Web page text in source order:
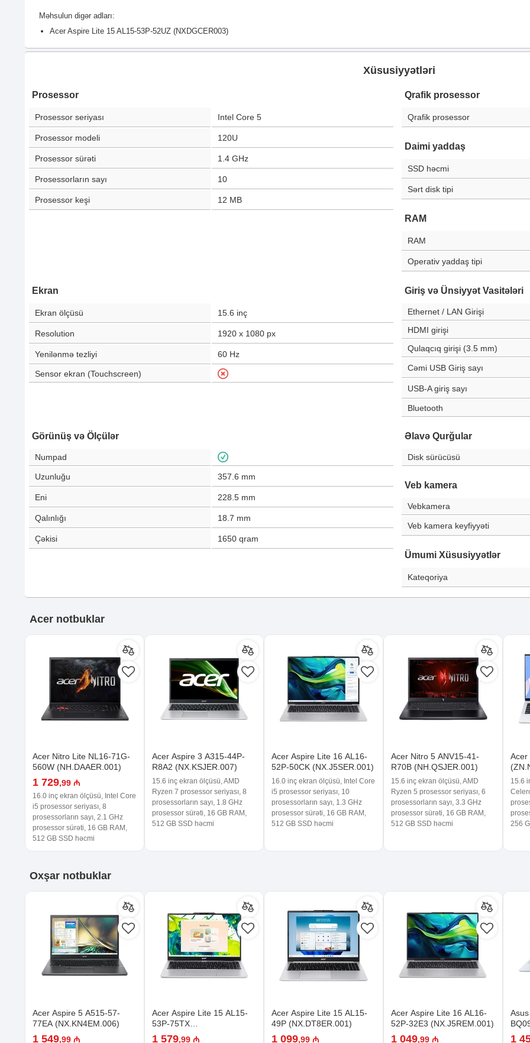
Məhsulun digər adları:
Acer Aspire Lite 15 AL15-53P-52UZ (NXDGCER003)
Xüsusiyyətləri
Prosessor
Prosessor seriyası Intel Core 5
Prosessor modeli 120U
Prosessor sürəti 1.4 GHz
Prosessorların sayı 10
Prosessor keşi 12 MB
Qrafik prosessor
Qrafik prosessor
Daimi yaddaş
SSD həcmi
Sərt disk tipi
RAM
RAM
Operativ yaddaş tipi
Ekran
Ekran ölçüsü 15.6 inç
Resolution 1920 x 1080 px
Yenilənmə tezliyi 60 Hz
Sensor ekran (Touchscreen)
Giriş və Ünsiyyət Vasitələri
Ethernet / LAN Girişi
HDMI girişi
Qulaqcıq girişi (3.5 mm)
Cəmi USB Giriş sayı
USB-A giriş sayı
Bluetooth
Görünüş və Ölçülər
Numpad
Uzunluğu 357.6 mm
Eni 228.5 mm
Qalınlığı 18.7 mm
Çəkisi 1650 qram
Əlavə Qurğular
Disk sürücüsü
Veb kamera
Vebkamera
Veb kamera keyfiyyəti
Ümumi Xüsusiyyətlər
Kateqoriya
Acer notbuklar
Acer Nitro Lite NL16-71G-
560W (NH.DAAER.001)
1 729,99 ₼
16.0 inç ekran ölçüsü, Intel Core
i5 prosessor seriyası, 8
prosessorların sayı, 2.1 GHz
prosessor sürəti, 16 GB RAM,
512 GB SSD həcmi
Acer Aspire 3 A315-44P-
R8A2 (NX.KSJER.007)
15.6 inç ekran ölçüsü, AMD
Ryzen 7 prosessor seriyası, 8
prosessorların sayı, 1.8 GHz
prosessor sürəti, 16 GB RAM,
512 GB SSD həcmi
Acer Aspire Lite 16 AL16-
52P-50CK (NX.J5SER.001)
16.0 inç ekran ölçüsü, Intel Core
i5 prosessor seriyası, 10
prosessorların sayı, 1.3 GHz
prosessor sürəti, 16 GB RAM,
512 GB SSD həcmi
Acer Nitro 5 ANV15-41-
R70B (NH.QSJER.001)
15.6 inç ekran ölçüsü, AMD
Ryzen 5 prosessor seriyası, 6
prosessorların sayı, 3.3 GHz
prosessor sürəti, 16 GB RAM,
512 GB SSD həcmi
Acer
15.6
256
Oxşar notbuklar
Acer Aspire 5 A515-57-
77EA (NX.KN4EM.006)
1 549,99 ₼
Acer Aspire Lite 15 AL15-
53P-75TX
(NX.DGCER.004)
1 579,99 ₼
Acer Aspire Lite 15 AL15-
49P (NX.DT8ER.001)
1 099,99 ₼
Acer Aspire Lite 16 AL16-
52P-32E3 (NX.J5REM.001)
1 049,99 ₼ 1